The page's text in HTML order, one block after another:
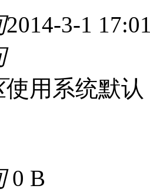
2014-3-1
使用系统默认
0 B